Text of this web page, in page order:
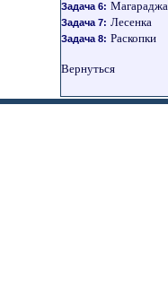
Задача 6: Магараджа
Задача 7: Лесенка
Задача 8: Раскопки
Вернуться